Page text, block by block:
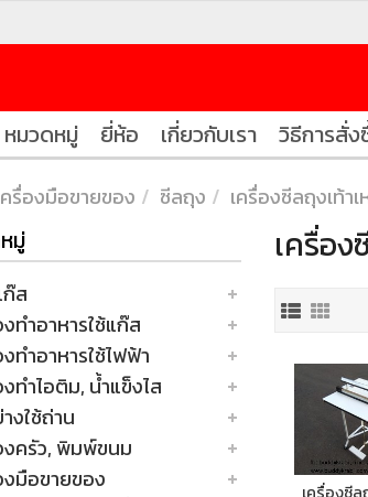
หมวดหมู่ ยี่ห้อ เกี่ยวกับเรา วิธีการสั่ง
ครื่องมือขายของ ซีลถุง เครื่องซีลถุงเท้า
มู่
ก๊ส
งทำอาหารใช้แก๊ส
งทำอาหารใช้ไฟฟ้า
งทำไอติม, น้ำแข็งไส
งใช้ถ่าน
งครัว, พิมพ์ขนม
งมือขายของ
เครื่อง